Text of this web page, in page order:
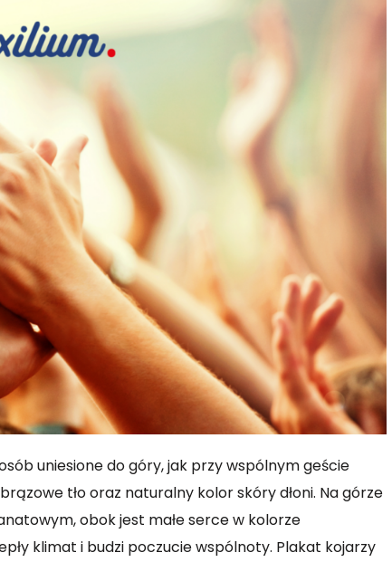
uniesione do góry, jak przy wspólnym geście
tło oraz naturalny kolor skóry dłoni. Na górze
obok jest małe serce w kolorze
klimat i budzi poczucie wspólnoty. Plakat kojarzy